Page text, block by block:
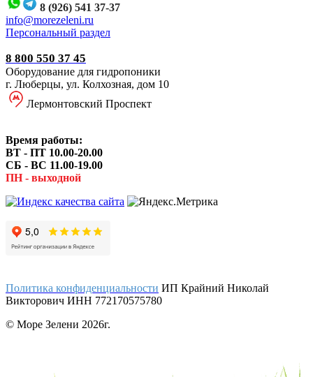
8 (926) 541 37-37
info@morezeleni.ru
Персональный раздел
8 800 550 37 45
Оборудование для гидропоники
г. Люберцы, ул. Колхозная, дом 10
Лермонтовский Проспект
Время работы:
ВТ - ПТ 10.00-20.00
СБ - ВС 11.00-19.00
ПН - выходной
Политика конфиденциальности ИП Крайний Николай
Викторович ИНН 772170575780
© Море Зелени 2026г.